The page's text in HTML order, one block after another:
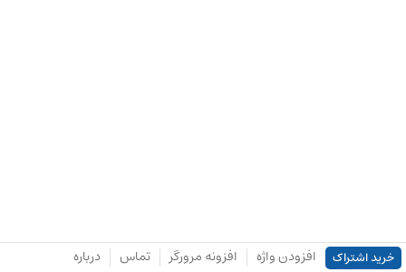
خرید اشتراک افزودن واژه افزونه مرورگر تماس درباره